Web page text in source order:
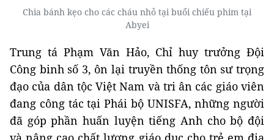
Chia bánh kẹo cho các cháu nhỏ tại buổi chiếu phim tại
Abyei
Trung tá Phạm Văn Hảo, Chỉ huy trưởng Đội
Công binh số 3, ôn lại truyền thống tôn sư trọng
đạo của dân tộc Việt Nam và tri ân các giáo viên
đang công tác tại Phái bộ UNISFA, những người
đã góp phần huấn luyện tiếng Anh cho bộ đội